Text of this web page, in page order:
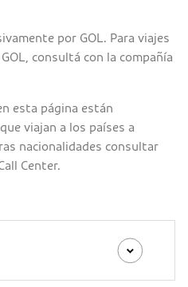
por GOL. Para viajes
consultá con la compañía
esta página están
viajan a los países a
nacionalidades consultar
Center.